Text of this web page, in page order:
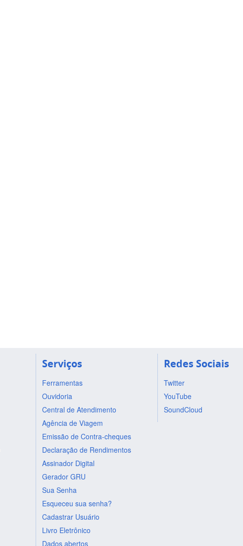
Serviços
Ferramentas
Ouvidoria
Central de Atendimento
Agência de Viagem
Emissão de Contra-cheques
Declaração de Rendimentos
Assinador Digital
Gerador GRU
Sua Senha
Esqueceu sua senha?
Cadastrar Usuário
Livro Eletrônico
Dados abertos
Redes Sociais
Twitter
YouTube
SoundCloud